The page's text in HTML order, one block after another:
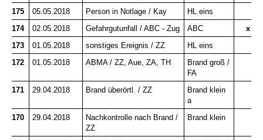
175
05.05.2018 Person in Notlage / Kay
HL eins
174
02.05.2018 Gefahrgutunfall / ABC - Zug ABC
x
173
01.05.2018 sonstiges Ereignis / ZZ
HL eins
172
01.05.2018 ABMA / ZZ, Aue, ZA, TH
Brand groß /
FA
171
29.04.2018 Brand überörtl. / ZZ
Brand klein
a
170
29.04.2018
Nachkontrolle nach Brand /
ZZ
Brand klein